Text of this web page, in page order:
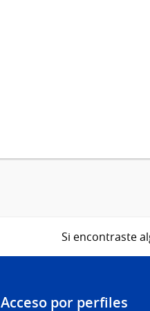
Si encontraste
Acceso por perfiles